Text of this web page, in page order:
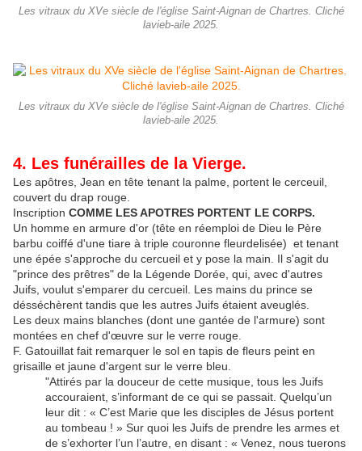
Les vitraux du XVe siècle de l'église Saint-Aignan de Chartres. Cliché
lavieb-aile 2025.
Les vitraux du XVe siècle de l'église Saint-Aignan de Chartres. Cliché
lavieb-aile 2025.
4. Les funérailles de la Vierge.
Les apôtres, Jean en tête tenant la palme, portent le cerceuil,
couvert du drap rouge.
Inscription COMME LES APOTRES PORTENT LE CORPS.
Un homme en armure d'or (tête en réemploi de Dieu le Père
barbu coiffé d'une tiare à triple couronne fleurdelisée) et tenant
une épée s'approche du cercueil et y pose la main. Il s'agit du
"prince des prêtres" de la Légende Dorée, qui, avec d'autres
Juifs, voulut s'emparer du cercueil. Les mains du prince se
désséchèrent tandis que les autres Juifs étaient aveuglés.
Les deux mains blanches (dont une gantée de l'armure) sont
montées en chef d'œuvre sur le verre rouge.
F. Gatouillat fait remarquer le sol en tapis de fleurs peint en
grisaille et jaune d'argent sur le verre bleu.
"Attirés par la douceur de cette musique, tous les Juifs
accouraient, s’informant de ce qui se passait. Quelqu’un
leur dit : « C’est Marie que les disciples de Jésus portent
au tombeau ! » Sur quoi les Juifs de prendre les armes et
de s’exhorter l’un l’autre, en disant : « Venez, nous tuerons